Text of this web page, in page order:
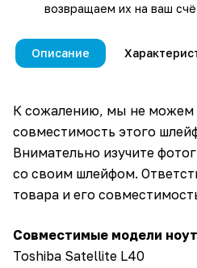
возвращаем их на ваш
Описание
К сожалению, мы не можем
совместимость этого
Внимательно изучите
со своим шлейфом.
товара и его
Совместимые модели
Toshiba Satellite L40